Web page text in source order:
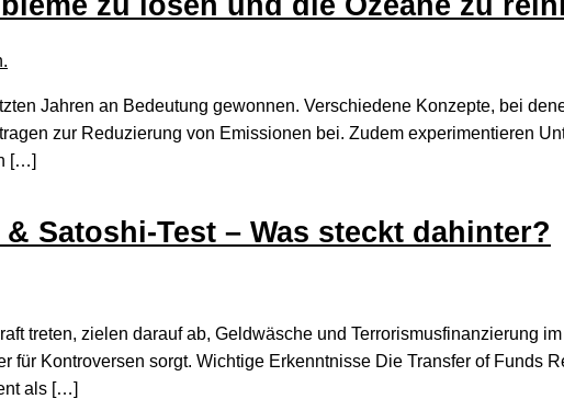
Jahren an Bedeutung gewonnen. Verschiedene Konzepte, bei
zur Reduzierung von Emissionen bei. Zudem experimentieren
[…]
Satoshi-Test – Was steckt dahinter?
treten, zielen darauf ab, Geldwäsche und Terrorismusfinanzierung
Kontroversen sorgt. Wichtige Erkenntnisse Die Transfer of Funds
als […]